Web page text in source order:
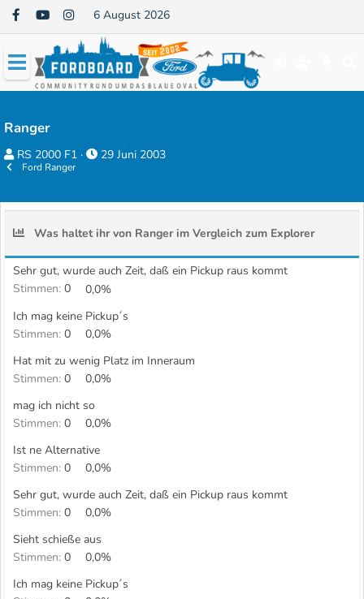
6 August 2026
Ranger
E
t
e
l
e
RS 2000 F1
E
t
e
l
t
m
29 Juni 2003
Ford Ranger
Was haltet ihr von Ranger im Vergleich zum Explorer
Sehr gut, wurde auch Zeit, daß ein Pickup raus kommt
Stimmen: 0
0,0%
Ich mag keine Pickup´s
Stimmen: 0
0,0%
Hat mit zu wenig Platz im Inneraum
Stimmen: 0
0,0%
mag ich nicht so
Stimmen: 0
0,0%
Ist ne Alternative
Stimmen: 0
0,0%
Sehr gut, wurde auch Zeit, daß ein Pickup raus kommt
Stimmen: 0
0,0%
Sieht schieße aus
Stimmen: 0
0,0%
Ich mag keine Pickup´s